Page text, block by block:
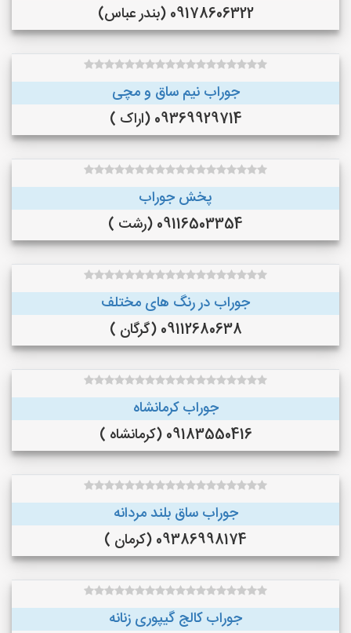
09178606322 (بندر عباس)
جوراب نیم ساق و مچی
09369929714 (اراک )
پخش جوراب
09116503354 (رشت )
جوراب در رنگ‌ های مختلف
09112680638 (گرگان )
جوراب کرمانشاه
09183550416 (کرمانشاه )
جوراب ساق بلند مردانه
09386998174 (کرمان )
جوراب کالج گیپوری زنانه